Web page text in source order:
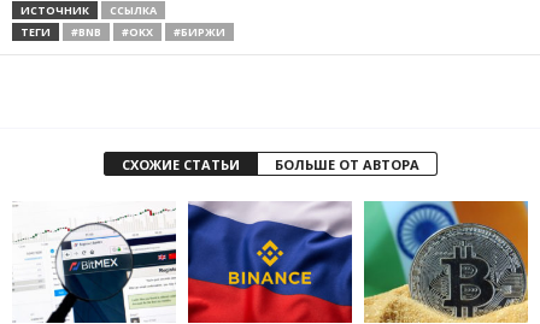
ИСТОЧНИК
ССЫЛКА
ТЕГИ
#BNB #OKX #БИРЖИ
СХОЖИЕ СТАТЬИ БОЛЬШЕ ОТ АВТОРА